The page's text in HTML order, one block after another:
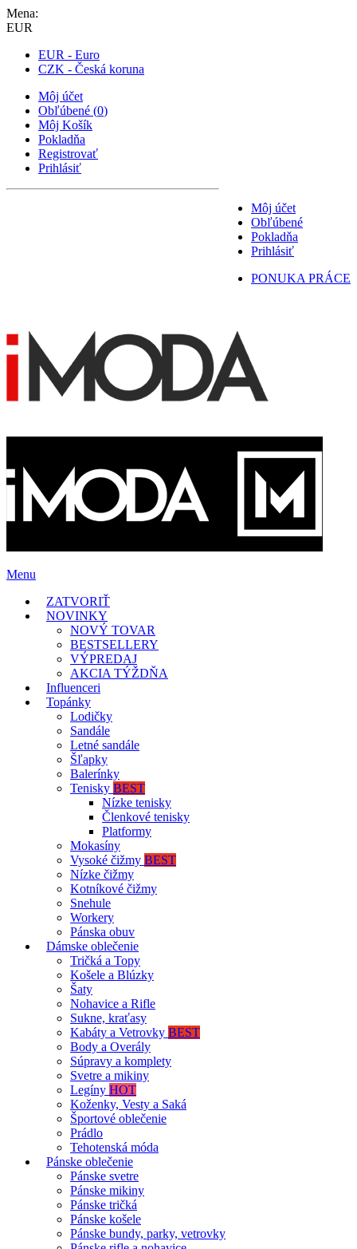
Mena:
EUR
EUR - Euro
CZK - Česká koruna
Môj účet
Obľúbené (0)
Môj Košík
Pokladňa
Registrovať
Prihlásiť
Môj účet
Obľúbené
Pokladňa
Prihlásiť
PONUKA PRÁCE
Menu
ZATVORIŤ
NOVINKY
NOVÝ TOVAR
BESTSELLERY
VÝPREDAJ
AKCIA TÝŽDŇA
Influenceri
Topánky
Lodičky
Sandále
Letné sandále
Šľapky
Balerínky
Tenisky BEST
Nízke tenisky
Členkové tenisky
Platformy
Mokasíny
Vysoké čižmy BEST
Nízke čižmy
Kotníkové čižmy
Snehule
Workery
Pánska obuv
Dámske oblečenie
Tričká a Topy
Košele a Blúzky
Šaty
Nohavice a Rifle
Sukne, kraťasy
Kabáty a Vetrovky BEST
Body a Overály
Súpravy a komplety
Svetre a mikiny
Legíny HOT
Koženky, Vesty a Saká
Športové oblečenie
Prádlo
Tehotenská móda
Pánske oblečenie
Pánske svetre
Pánske mikiny
Pánske tričká
Pánske košele
Pánske bundy, parky, vetrovky